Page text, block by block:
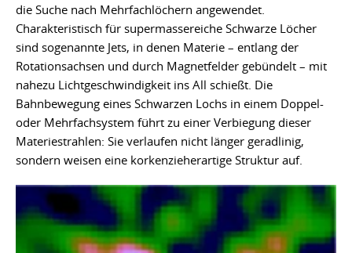
die Suche nach Mehrfachlöchern angewendet.
Charakteristisch für supermassereiche Schwarze Löcher
sind sogenannte Jets, in denen Materie – entlang der
Rotationsachsen und durch Magnetfelder gebündelt – mit
nahezu Lichtgeschwindigkeit ins All schießt. Die
Bahnbewegung eines Schwarzen Lochs in einem Doppel-
oder Mehrfachsystem führt zu einer Verbiegung dieser
Materiestrahlen: Sie verlaufen nicht länger geradlinig,
sondern weisen eine korkenzieherartige Struktur auf.